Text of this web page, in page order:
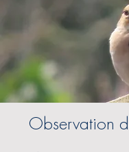
Observation